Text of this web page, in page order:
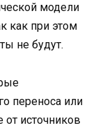
модели
как при этом
не будут.
переноса или
от источников